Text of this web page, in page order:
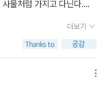
물처럼 가지고 다닌다.그
되는 과정일까. 하지만 슬
로만 남지 않는다. 그것은
말 건넨다. 슬픔은 또 다
.밤의 공원에서캄캄한 밤
더보기